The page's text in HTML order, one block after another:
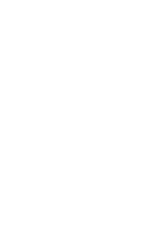
config/